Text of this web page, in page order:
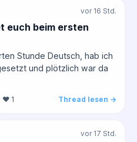
vor 16 Std.
euch beim ersten
Stunde Deutsch, hab ich
und plötzlich war da
❤️ 1 Thread lesen →
vor 17 Std.